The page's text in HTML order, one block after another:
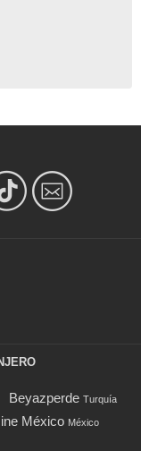
Beyazperde Turquía
México México